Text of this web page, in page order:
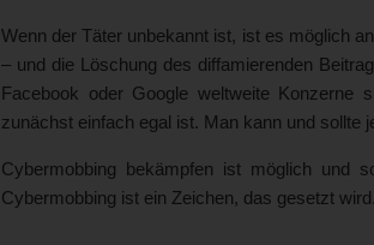
Wenn der Täter unbekannt ist, ist es möglich
– und die Löschung des diffamierenden
Facebook oder Google weltweite Konzerne
zunächst einfach egal ist. Man kann und sollte
Cybermobbing bekämpfen ist möglich und
Cybermobbing ist ein Zeichen, das gesetzt wird.